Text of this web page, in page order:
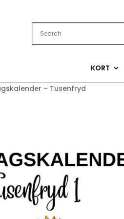
KORT
– Tusenfryd